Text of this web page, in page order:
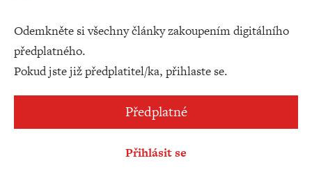
Odemkněte si všechny články zakoupením digitálního
předplatného.
Pokud jste již předplatitel/ka, přihlaste se.
Předplatné
Přihlásit se